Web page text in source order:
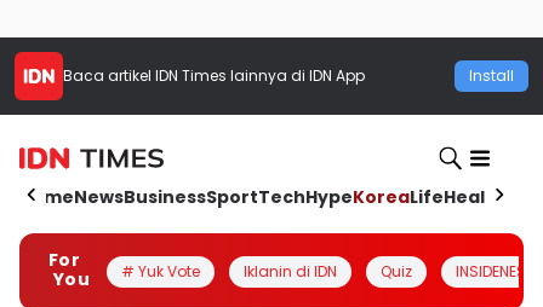
Baca artikel IDN Times lainnya di IDN App Install
HomeNewsBusinessSportTechHypeKoreaLifeHealth
For
You
# Yuk Vote Iklanin di IDN Quiz INSIDENESIA